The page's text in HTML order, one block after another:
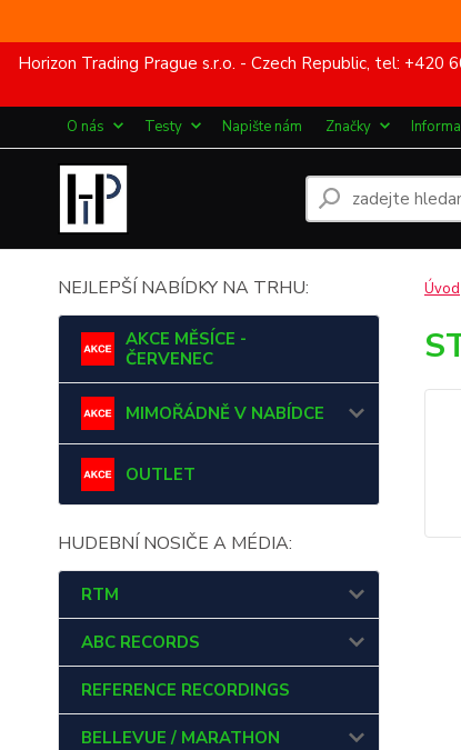
Horizon Trading Prague s.r.o. - Czech Republic, tel:
O nás Testy Napište nám Značky
NEJLEPŠÍ NABÍDKY NA TRHU:
AKCE MĚSÍCE -
ČERVENEC
MIMOŘÁDNĚ V NABÍDCE
OUTLET
HUDEBNÍ NOSIČE A MÉDIA:
RTM
ABC RECORDS
REFERENCE RECORDINGS
BELLEVUE / MARATHON
Úvod